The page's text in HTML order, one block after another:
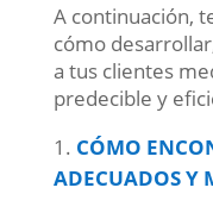
A continuación,
cómo
a tus clientes
predecible y
CÓMO
ADECUADOS Y